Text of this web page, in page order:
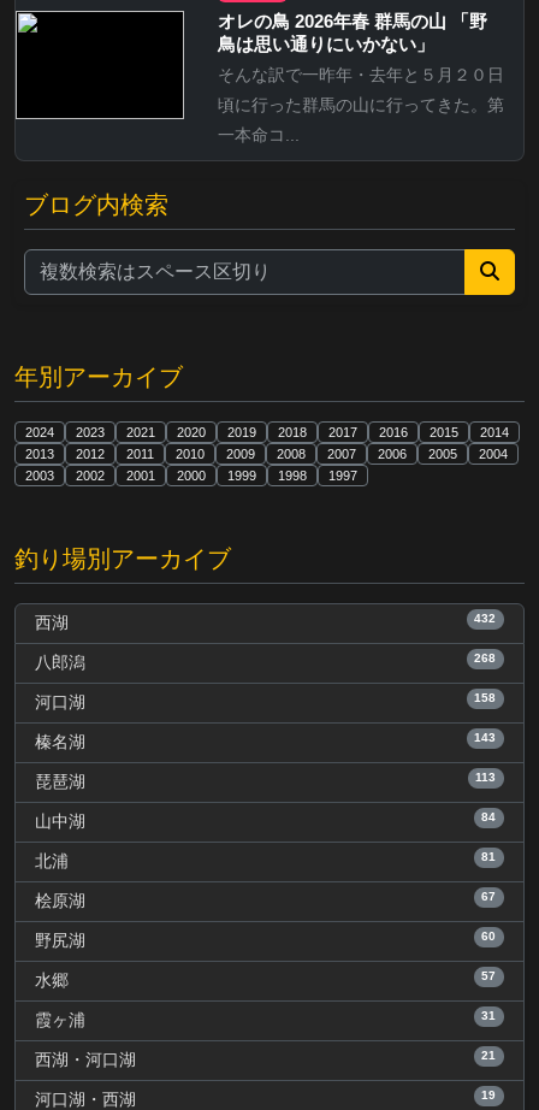
オレの鳥 2026年春 群馬の山 「野
鳥は思い通りにいかない」
そんな訳で一昨年・去年と５月２０日
頃に行った群馬の山に行ってきた。第
一本命コ...
ブログ内検索
年別アーカイブ
2024 2023 2021 2020 2019 2018 2017 2016 2015
2014
2013
2012 2011 2010 2009 2008 2007 2006 2005
2004
2003
2002 2001 2000 1999 1998 1997
釣り場別アーカイブ
西湖 432
八郎潟 268
河口湖 158
榛名湖 143
琵琶湖 113
山中湖 84
北浦 81
桧原湖 67
野尻湖 60
水郷 57
霞ヶ浦 31
西湖・河口湖 21
河口湖・西湖 19